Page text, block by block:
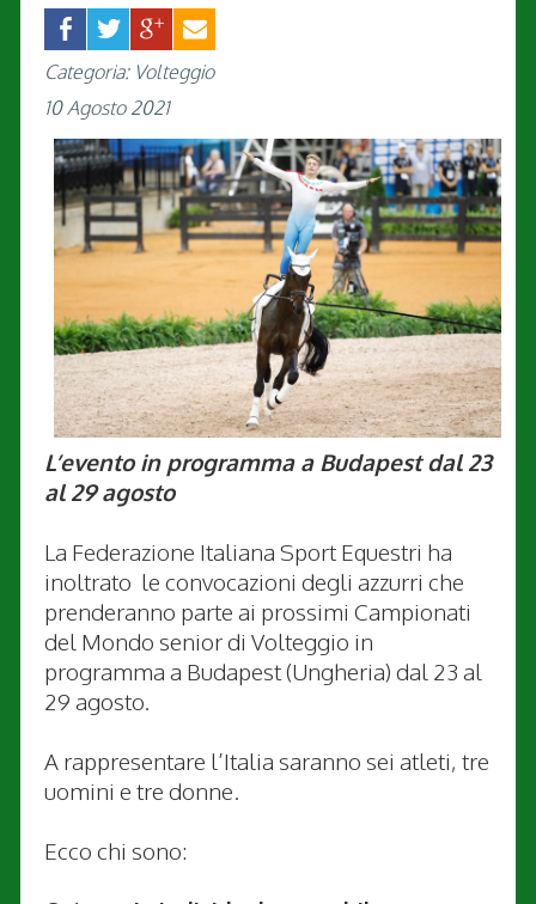
Categoria: Volteggio
10 Agosto 2021
L’evento in programma a Budapest dal 23
al 29 agosto
La Federazione Italiana Sport Equestri ha
inoltrato le convocazioni degli azzurri che
prenderanno parte ai prossimi Campionati
del Mondo senior di Volteggio in
programma a Budapest (Ungheria) dal 23 al
29 agosto.
A rappresentare l’Italia saranno sei atleti, tre
uomini e tre donne.
Ecco chi sono: